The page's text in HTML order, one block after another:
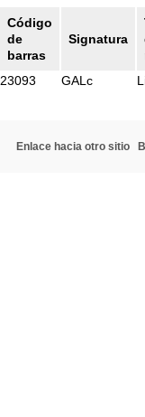
Código
de
barras
Signatura
23093
GALc
Enlace hacia otro sitio